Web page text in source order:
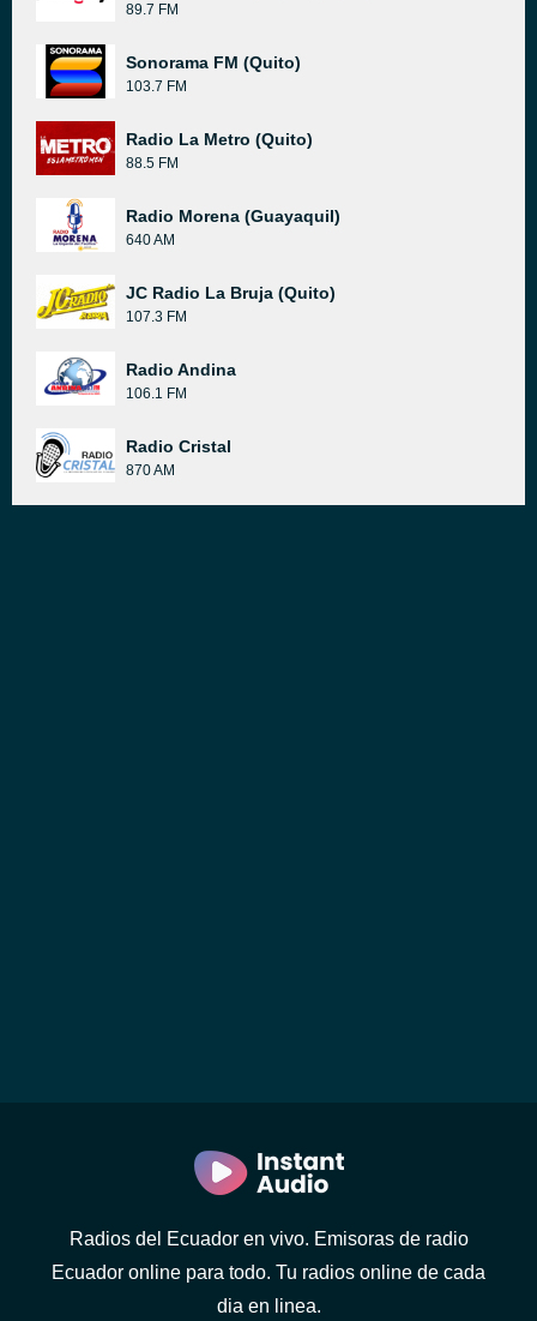
89.7 FM
Sonorama FM (Quito)
103.7 FM
Radio La Metro (Quito)
88.5 FM
Radio Morena (Guayaquil)
640 AM
JC Radio La Bruja (Quito)
107.3 FM
Radio Andina
106.1 FM
Radio Cristal
870 AM
Radios del Ecuador en vivo. Emisoras de radio
Ecuador online para todo. Tu radios online de cada
dia en linea.